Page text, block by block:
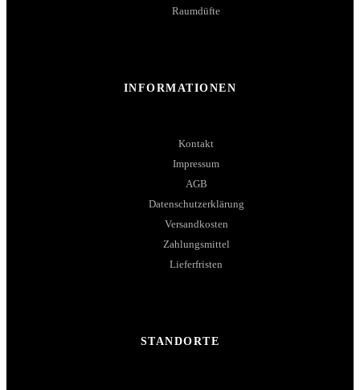
Raumdüfte
INFORMATIONEN
Kontakt
Impressum
AGB
Datenschutzerklärung
Versandkosten
Zahlungsmittel
Lieferfristen
STANDORTE